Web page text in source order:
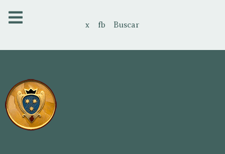
x fb Buscar